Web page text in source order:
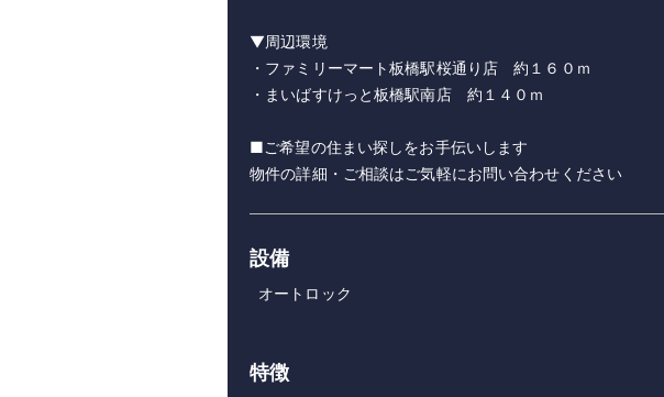
▼周辺環境
・ファミリーマート板橋駅桜通り店 約１６０ｍ
・まいばすけっと板橋駅南店 約１４０ｍ
■ご希望の住まい探しをお手伝いします
設備
オートロック
特徴